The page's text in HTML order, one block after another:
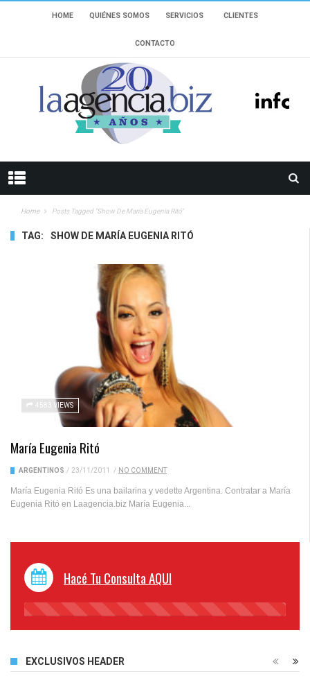
HOME QUIÉNES SOMOS SERVICIOS CLIENTES
CONTACTO
Home Posts Tagged "show De María Eugenia Ritó"
TAG: SHOW DE MARÍA EUGENIA RITÓ
4583 VIEWS
María Eugenia Ritó
ARGENTINOS / 23/11/2011 / NO COMMENT
María Eugenia Ritó Es una bailarina y vedette Argentina. Contratar a María
Eugenia Ritó en Laagencia.biz María Eugenia...
Hacé Tu Consulta AQUI
45%
EXCLUSIVOS HEADER